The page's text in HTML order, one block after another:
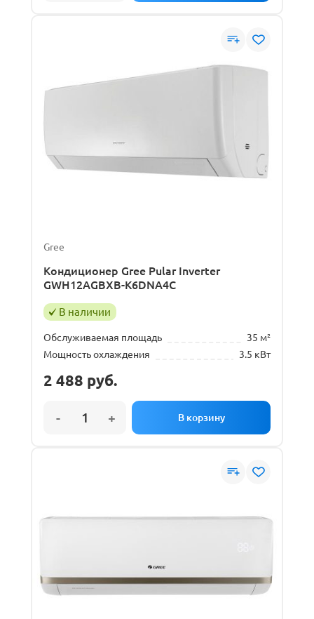
Gree
Кондиционер Gree Pular Inverter
GWH12AGBXB-K6DNA4C
В наличии
Обслуживаемая площадь
35 м²
Мощность охлаждения
3.5 кВт
2 488 руб.